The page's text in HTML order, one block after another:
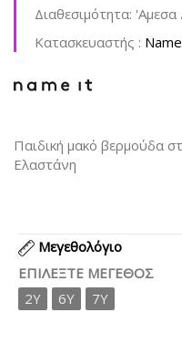
Διαθεσιμότητα: 'Aμεσα
Kατασκευαστής :
Παιδική μακό βερμούδα
Ελαστάνη
Μεγεθολόγιο
ΕΠΙΛΈΞΤΕ ΜΈΓΕΘΟΣ
2Y
6Y 7Y